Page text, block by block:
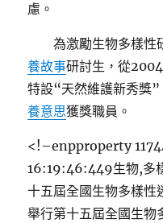
慮。
為激勵生物多樣性
養故事研討生，從
特設“天然維護新秀獎
養意思獲獎職員。
<!–enpproperty
16:19:46:449生物,多
十五屆全國生物多樣性
舉行第十五屆全國生物